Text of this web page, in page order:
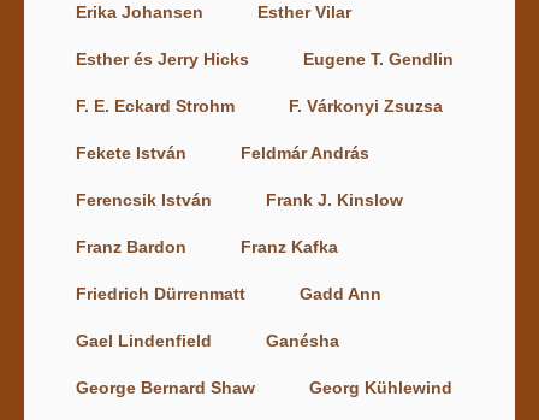
Erika Johansen Esther Vilar
Esther és Jerry Hicks Eugene T. Gendlin
F. E. Eckard Strohm F. Várkonyi Zsuzsa
Fekete István Feldmár András
Ferencsik István Frank J. Kinslow
Franz Bardon Franz Kafka
Friedrich Dürrenmatt Gadd Ann
Gael Lindenfield Ganésha
George Bernard Shaw Georg Kühlewind